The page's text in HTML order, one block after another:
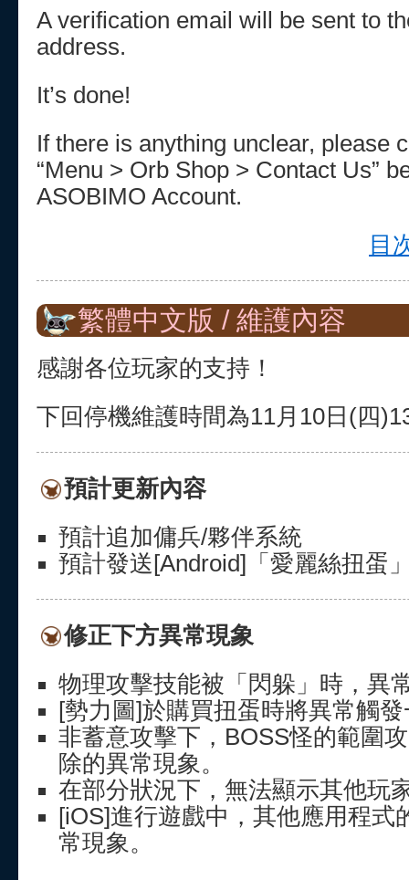
A verification email will be sent to
address.
It’s done!
If there is anything unclear, please
“Menu > Orb Shop > Contact Us”
ASOBIMO Account.
目
繁體中文版 / 維護內容
感謝各位玩家的支持！
下回停機維護時間為11月10日(四
預計更新內容
預計追加傭兵/夥伴系統
預計發送[Android]「愛麗絲扭蛋
修正下方異常現象
物理攻擊技能被「閃躲」時，異
[勢力圖]於購買扭蛋時將異常觸
非蓄意攻擊下，BOSS怪的範圍
除的異常現象。
在部分狀況下，無法顯示其他玩
[iOS]進行遊戲中，其他應用程式
常現象。